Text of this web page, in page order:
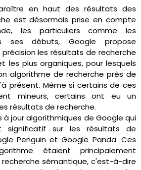
en haut des résultats des
est désormais prise en compte
les particuliers comme les
ses débuts, Google propose
les résultats de recherche
les plus organiques, pour lesquels
algorithme de recherche près de
présent. Même si certains de ces
mineurs, certains ont eu un
résultats de recherche.
à jour algorithmiques de Google qui
sur les résultats de
Penguin et Google Panda. Ces
étaient principalement
sémantique, c'est-à-dire